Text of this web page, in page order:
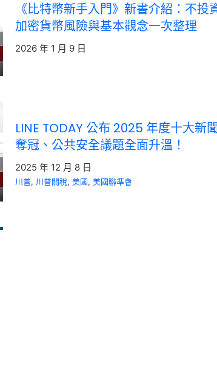
《比特幣新手入門》新書介紹：不投
加密貨幣風險與基本觀念一次整理
2026 年 1 月 9 日
LINE TODAY 公布 2025 年度十大新
奪冠、公共安全議題全面升溫！
2025 年 12 月 8 日
川普, 川普關稅, 美國, 美國聯準會